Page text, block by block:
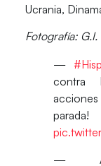
Ucrania,
Fotografía: G.I.
—
contra
—